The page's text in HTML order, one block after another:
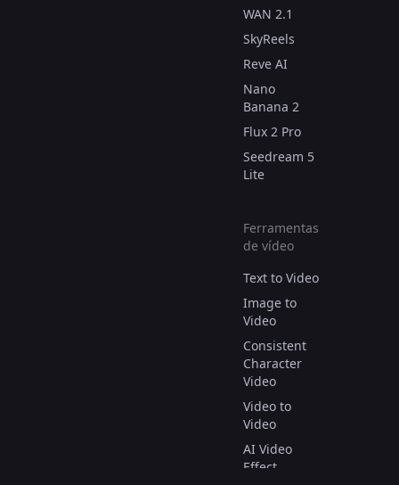
WAN 2.1
SkyReels
Reve AI
Nano
Banana 2
Flux 2 Pro
Seedream 5
Lite
Ferramentas
de vídeo
Text to Video
Image to
Video
Consistent
Character
Video
Video to
Video
AI Video
Effect